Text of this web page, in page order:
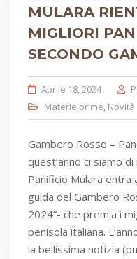
MULARA
MIGLIORI
SECONDO
Aprile 18, 2024
Materie prime, Novità
Gambero Rosso –
quest’anno ci siamo
Panificio Mulara
guida del Gambero
2024”- che premia i
penisola italiana.
la bellissima notizia